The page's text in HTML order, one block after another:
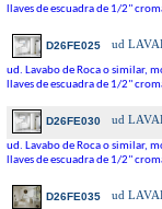
llaves de escuadra de 1/2"
D26FE025 ud
ud. Lavabo de Roca o similar,
llaves de escuadra de 1/2"
D26FE030 ud
ud. Lavabo de Roca o similar,
llaves de escuadra de 1/2"
D26FE035 ud